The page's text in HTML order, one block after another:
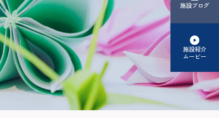
施設ブログ
施設紹介
ムービー